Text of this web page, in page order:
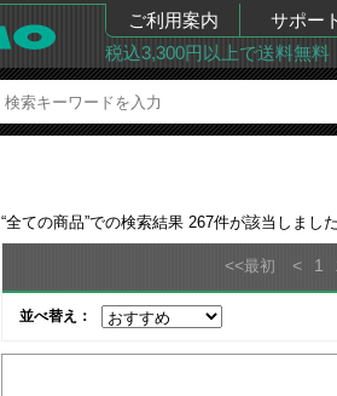
ご利用案内 サポー
税込3,300円以上で送料無料
“全ての商品”での検索結果 267件が該当しまし
<<最初 < 1
並べ替え：